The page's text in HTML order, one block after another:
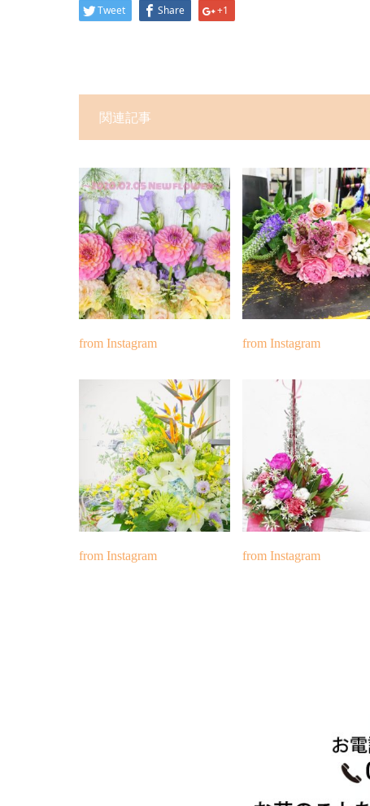
Tweet Share +1
関連記事
from Instagram from Instagram
from Instagram from Instagram